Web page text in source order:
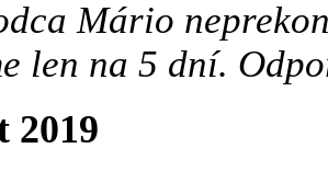
Mário
len na 5 dní.
2019